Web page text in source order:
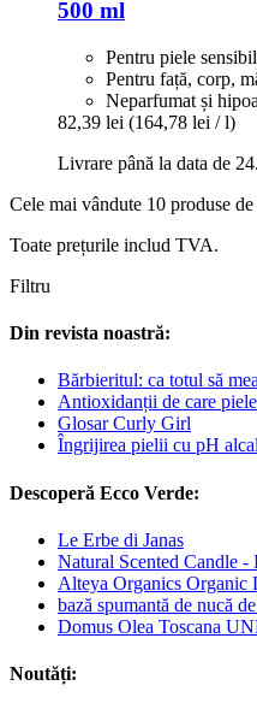
500 ml
Pentru piele
Pentru față, corp,
Neparfumat și
82,39 lei (164,78 lei / l)
Livrare până la data de
Cele mai vândute 10 produse
Toate prețurile includ TVA.
Filtru
Din revista noastră:
Bărbieritul: ca totul să
Antioxidanții de care
Glosar Curly Girl
Îngrijirea pielii cu pH
Descoperă Ecco Verde:
Le Erbe di Janas
Natural Scented Candle
Alteya Organics Organic
bază spumantă de nucă
Domus Olea Toscana
Noutăți: